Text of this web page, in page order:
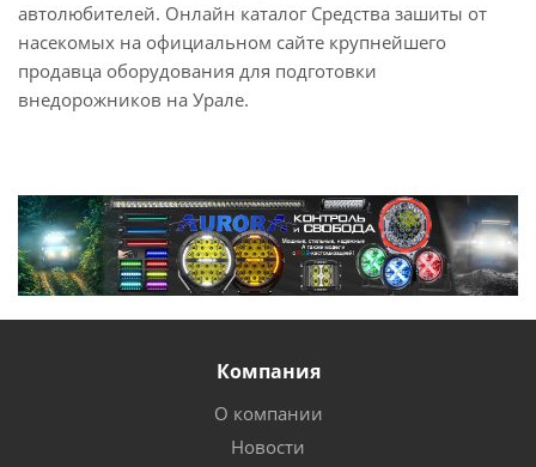
автолюбителей. Онлайн каталог Средства зашиты от
насекомых на официальном сайте крупнейшего
продавца оборудования для подготовки
внедорожников на Урале.
Компания
О компании
Новости